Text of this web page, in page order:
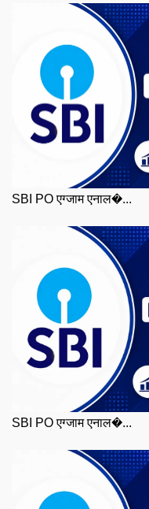
SBI PO एग्जाम एनाल�...
SBI PO एग्जाम एनाल�...